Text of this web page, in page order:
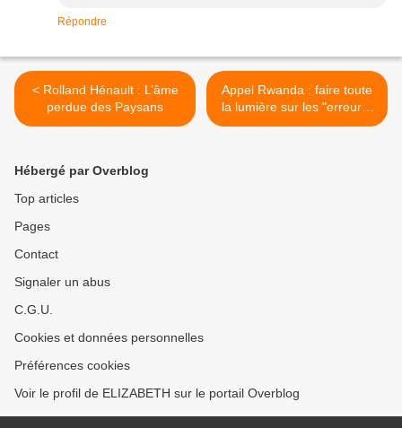
Répondre
< Rolland Hénault : L’âme
perdue des Paysans
Appel Rwanda : faire toute
la lumière sur les "erreurs"
>
Hébergé par Overblog
Top articles
Pages
Contact
Signaler un abus
C.G.U.
Cookies et données personnelles
Préférences cookies
Voir le profil de ELIZABETH sur le portail Overblog